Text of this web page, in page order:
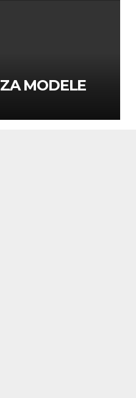
MODELE